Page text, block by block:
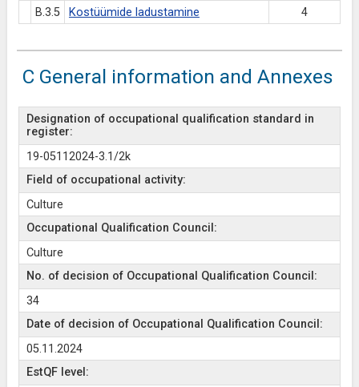
B.3.5
Kostüümide ladustamine 4
C General information and Annexes
Designation of occupational qualification standard in
register:
19-05112024-3.1/2k
Field of occupational activity:
Culture
Occupational Qualification Council:
Culture
No. of decision of Occupational Qualification Council:
34
Date of decision of Occupational Qualification Council:
05.11.2024
EstQF level: